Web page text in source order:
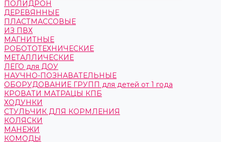
ПОЛИДРОН
ДЕРЕВЯННЫЕ
ПЛАСТМАССОВЫЕ
ИЗ ПВХ
МАГНИТНЫЕ
РОБОТОТЕХНИЧЕСКИЕ
МЕТАЛЛИЧЕСКИЕ
ЛЕГО для ДОУ
НАУЧНО-ПОЗНАВАТЕЛЬНЫЕ
ОБОРУДОВАНИЕ ГРУПП для детей от 1 года
КРОВАТИ МАТРАЦЫ КПБ
ХОДУНКИ
СТУЛЬЧИК ДЛЯ КОРМЛЕНИЯ
КОЛЯСКИ
МАНЕЖИ
КОМОДЫ